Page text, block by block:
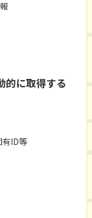
的に取得する
有ID等